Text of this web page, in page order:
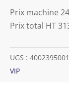
Prix machine
Prix total HT
UGS :
VIP